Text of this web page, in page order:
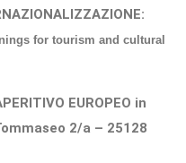
for tourism and cultural
EUROPEO in
2/a – 25128